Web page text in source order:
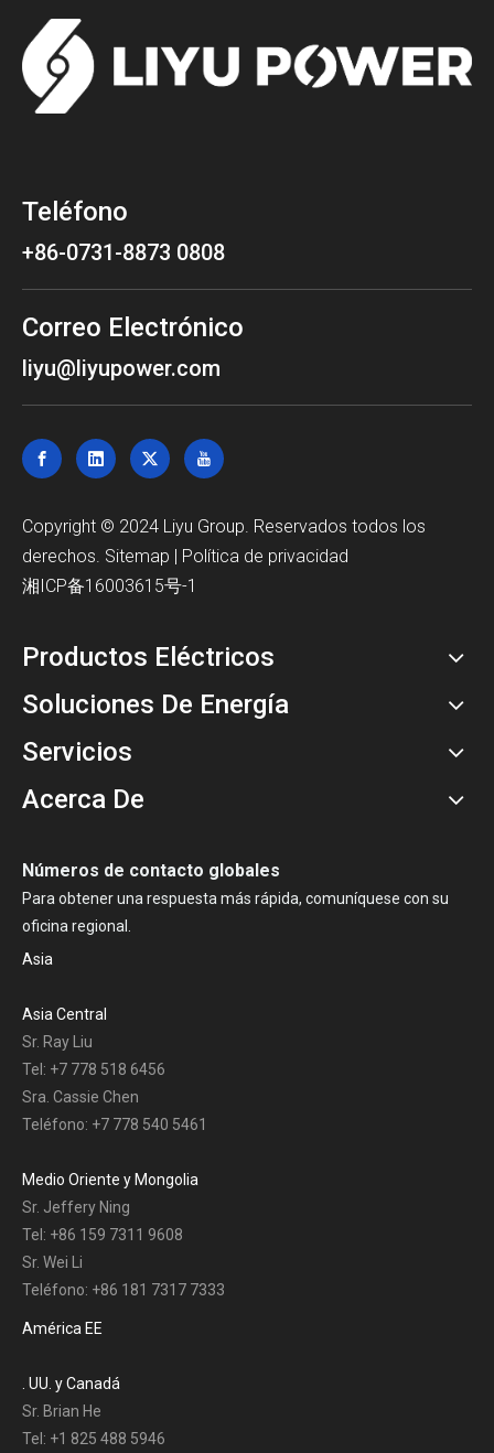
Teléfono
+86-0731-8873 0808
Correo Electrónico
liyu@liyupower.com
Copyright © 2024 Liyu Group. Reservados todos los
derechos. Sitemap | Política de privacidad
湘ICP备16003615号-1
Productos Eléctricos
Soluciones De Energía
Servicios
Acerca De
Números de contacto globales
Para obtener una respuesta más rápida, comuníquese con su
oficina regional.
Asia
Asia Central
Sr. Ray Liu
Tel: +7 778 518 6456
Sra. Cassie Chen
Teléfono: +7 778 540 5461
Medio Oriente y Mongolia
Sr. Jeffery Ning
Tel: +86 159 7311 9608
Sr. Wei Li
Teléfono: +86 181 7317 7333
América EE
. UU. y Canadá
Sr. Brian He
Tel: +1 825 488 5946